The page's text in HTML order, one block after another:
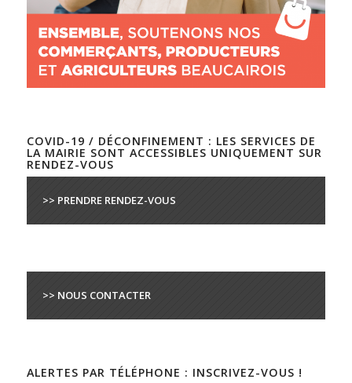
COVID-19 / DÉCONFINEMENT : LES SERVICES DE
LA MAIRIE SONT ACCESSIBLES UNIQUEMENT SUR
RENDEZ-VOUS
>> PRENDRE RENDEZ-VOUS
>> NOUS CONTACTER
ALERTES PAR TÉLÉPHONE : INSCRIVEZ-VOUS !